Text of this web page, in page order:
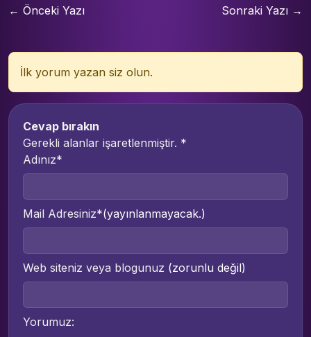
← Önceki Yazı Sonraki Yazı →
İlk yorum yazan siz olun.
Cevap bırakın
Gerekli alanlar işaretlenmiştir. *
Adınız*
Mail Adresiniz*(yayınlanmayacak.)
Web siteniz veya blogunuz (zorunlu değil)
Yorumuz: